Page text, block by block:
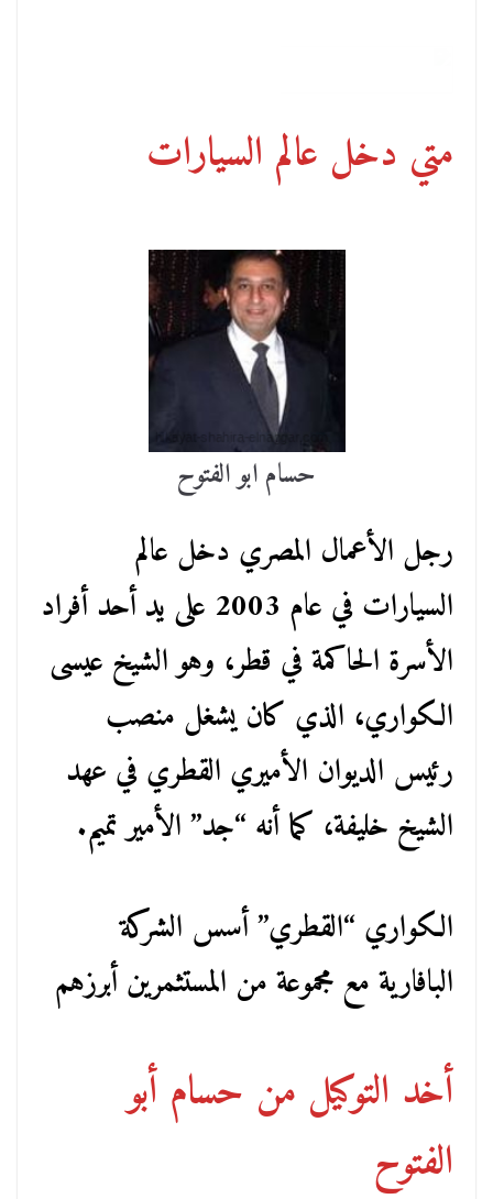
متي دخل عالم السيارات
حسام ابو الفتوح
رجل الأعمال المصري دخل عالم
السيارات في عام 2003 على يد أحد أفراد
الأسرة الحاكمة في قطر، وهو الشيخ عيسى
الكواري، الذي كان يشغل منصب
رئيس الديوان الأميري القطري في عهد
الشيخ خليفة، كما أنه “جد” الأمير تميم.
الكواري “القطري” أسس الشركة
البافارية مع مجموعة من المستثمرين أبرزهم
أخد التوكيل من حسام أبو
الفتوح